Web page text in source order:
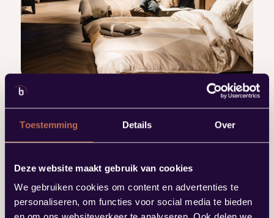
Toestemming Details Over
Deze website maakt gebruik van cookies
We gebruiken cookies om content en advertenties te
personaliseren, om functies voor social media te bieden